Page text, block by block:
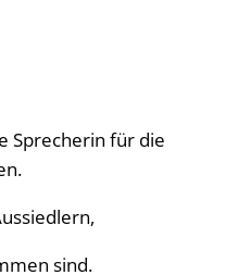
Sprecherin für die
sind.